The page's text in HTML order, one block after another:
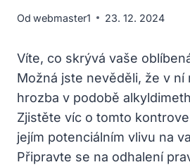
Od webmaster1 23. 12. 2024
Víte, co skrývá vaše
Možná jste nevěděli, že v ní
hrozba v podobě
Zjistěte víc o tomto
jejím potenciálním vlivu na
Připravte se na odhalení